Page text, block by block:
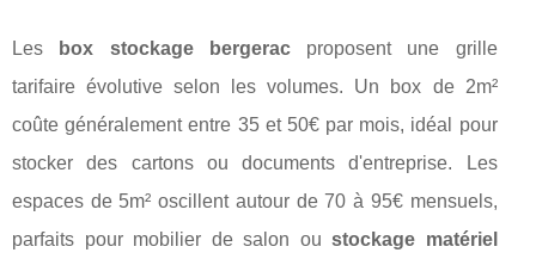
Les box stockage bergeracproposent une grille
tarifaire évolutive selon les volumes. Un box de 2m²
coûte généralement entre 35 et 50€ par mois, idéal pour
stocker des cartons ou documents d'entreprise. Les
espaces de 5m² oscillent autour de 70 à 95€ mensuels,
parfaits pour mobilier de salon oustockage matériel